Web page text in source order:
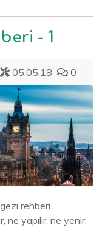
- 1
05.05.18 0
rehberi
ne yapılır, ne yenir,